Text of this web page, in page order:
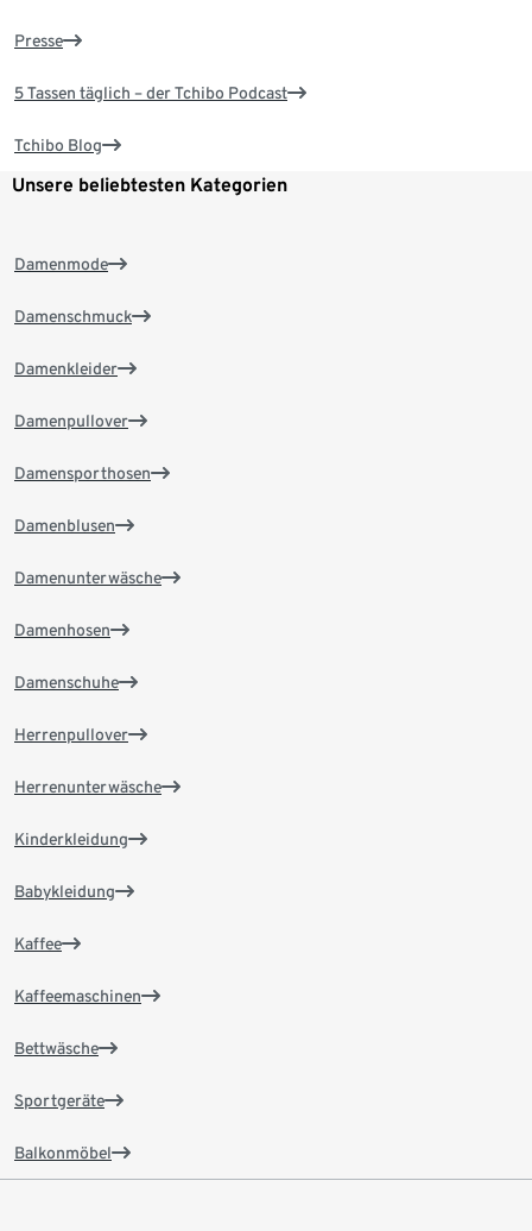
Presse
5 Tassen täglich – der Tchibo Podcast
Tchibo Blog
Unsere beliebtesten Kategorien
Damenmode
Damenschmuck
Damenkleider
Damenpullover
Damensporthosen
Damenblusen
Damenunterwäsche
Damenhosen
Damenschuhe
Herrenpullover
Herrenunterwäsche
Kinderkleidung
Babykleidung
Kaffee
Kaffeemaschinen
Bettwäsche
Sportgeräte
Balkonmöbel